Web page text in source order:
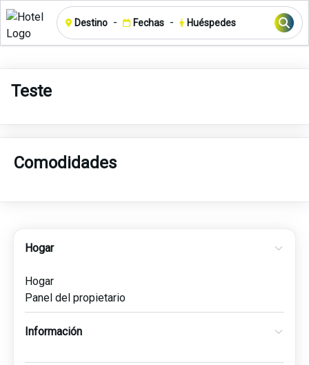
Destino - Fechas - Huéspedes
Teste
Comodidades
Hogar
Hogar
Panel del propietario
Información